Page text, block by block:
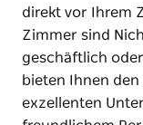
direkt vor Ihrem
Zimmer sind
geschäftlich
bieten Ihnen
exzellenten